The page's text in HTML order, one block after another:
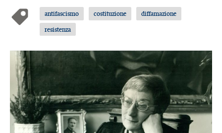
antifascismo costituzione
diffamazione
resistenza